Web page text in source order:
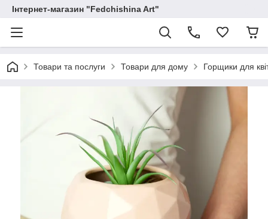
Інтернет-магазин "Fedchishina Art"
Товари та послуги Товари для дому Горщики для